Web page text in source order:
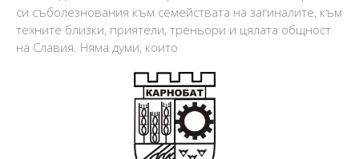
си съболезнования към семействата на загиналите, към
техните близки, приятели, треньори и цялата общност
на Славия. Няма думи, които